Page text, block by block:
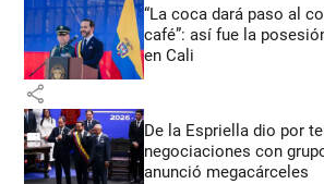
“La coca dará paso al
café”: así fue la
en Cali
share
De la Espriella dio por
negociaciones con
anunció megacárceles